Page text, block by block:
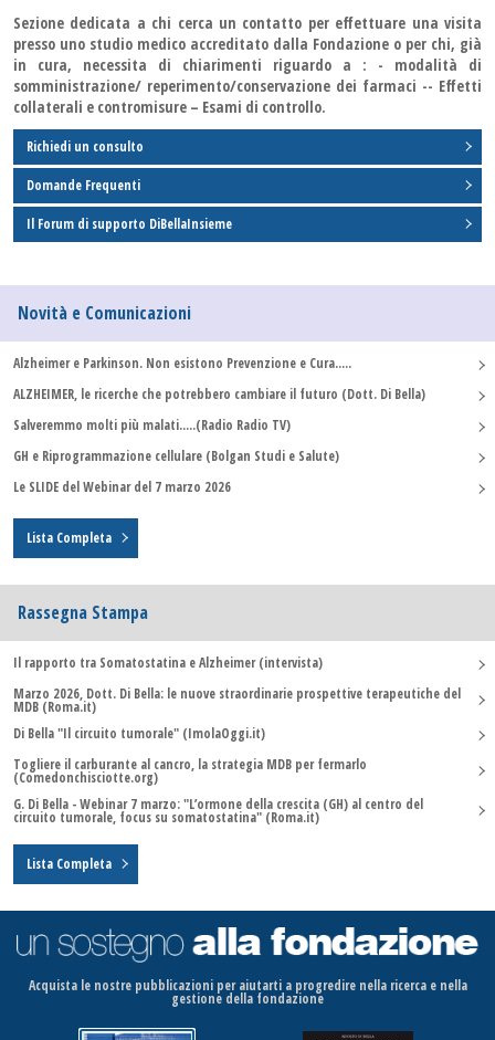
Sezione dedicata a chi cerca un contatto per effettuare una visita
presso uno studio medico accreditato dalla Fondazione o per chi, già
in cura, necessita di chiarimenti riguardo a : - modalità di
somministrazione/ reperimento/conservazione dei farmaci -- Effetti
collaterali e contromisure – Esami di controllo.
Richiedi un consulto
Domande Frequenti
Il Forum di supporto DiBellaInsieme
Novità e Comunicazioni
Alzheimer e Parkinson. Non esistono Prevenzione e Cura.....
ALZHEIMER, le ricerche che potrebbero cambiare il futuro (Dott. Di Bella)
Salveremmo molti più malati.....(Radio Radio TV)
GH e Riprogrammazione cellulare (Bolgan Studi e Salute)
Le SLIDE del Webinar del 7 marzo 2026
Lista Completa
Rassegna Stampa
Il rapporto tra Somatostatina e Alzheimer (intervista)
Marzo 2026, Dott. Di Bella: le nuove straordinarie prospettive terapeutiche del
MDB (Roma.it)
Di Bella "Il circuito tumorale" (ImolaOggi.it)
Togliere il carburante al cancro, la strategia MDB per fermarlo
(Comedonchisciotte.org)
G. Di Bella - Webinar 7 marzo: "L’ormone della crescita (GH) al centro del
circuito tumorale, focus su somatostatina" (Roma.it)
Lista Completa
Acquista le nostre pubblicazioni per aiutarti a progredire nella ricerca e nella
gestione della fondazione